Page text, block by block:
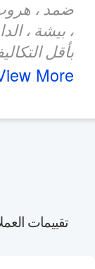
ضمد ، هروب
، بيشة ،
بأقل التكاليف.
View More..
تقييمات